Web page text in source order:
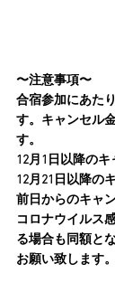
〜注意事項〜
合宿参加にあた
す。キャンセル
す。
12月1日以降の
12月21日以降の
前日からのキャ
コロナウイルス
る場合も同額と
お願い致します。